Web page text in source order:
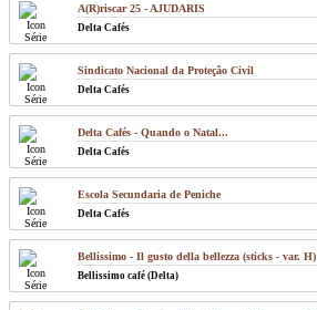
A(R)riscar 25 - AJUDARIS
Delta Cafés
Sindicato Nacional da Proteção Civil
Delta Cafés
Delta Cafés - Quando o Natal...
Delta Cafés
Escola Secundaria de Peniche
Delta Cafés
Bellissimo - Il gusto della bellezza (sticks - var. H)
Bellissimo café (Delta)